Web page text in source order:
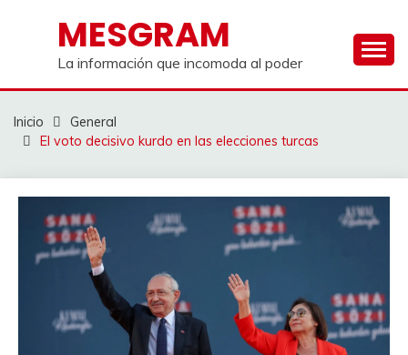
contenidoMESGRAM
La información que incomoda al poder
Inicio
General
El voto decisivo kurdo en las elecciones turcas